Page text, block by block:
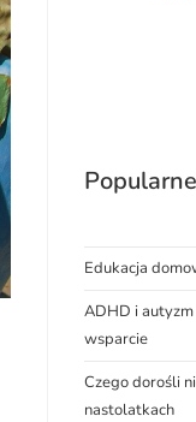
Edukacja
ADHD i
wsparcie
Czego dorośli
nastolatkach